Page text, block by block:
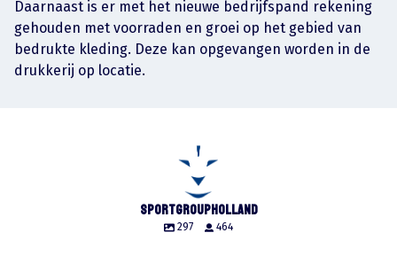
Daarnaast is er met het nieuwe bedrijfspand rekening
gehouden met voorraden en groei op het gebied van
bedrukte kleding. Deze kan opgevangen worden in de
drukkerij op locatie.
sportgroupholland
297 464